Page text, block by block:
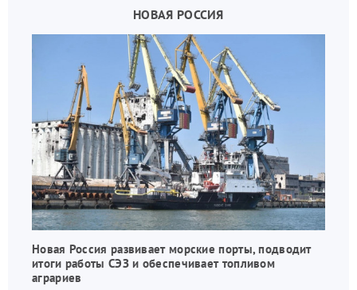
НОВАЯ РОССИЯ
Новая Россия развивает морские порты, подводит
итоги работы СЭЗ и обеспечивает топливом
аграриев